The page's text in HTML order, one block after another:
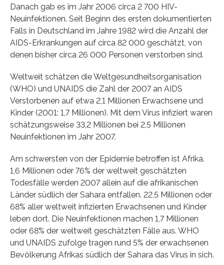
Danach gab es im Jahr 2006 circa 2 700 HIV-
Neuinfektionen. Seit Beginn des ersten dokumentierten
Falls in Deutschland im Jahre 1982 wird die Anzahl der
AIDS-Erkrankungen auf circa 82 000 geschätzt, von
denen bisher circa 26 000 Personen verstorben sind.
Weltweit schätzen die Weltgesundheitsorganisation
(WHO) und UNAIDS die Zahl der 2007 an AIDS
Verstorbenen auf etwa 2,1 Millionen Erwachsene und
Kinder (2001: 1,7 Millionen). Mit dem Virus infiziert waren
schätzungsweise 33,2 Millionen bei 2,5 Millionen
Neuinfektionen im Jahr 2007.
Am schwersten von der Epidemie betroffen ist Afrika.
1,6 Millionen oder 76% der weltweit geschätzten
Todesfälle werden 2007 allein auf die afrikanischen
Länder südlich der Sahara entfallen. 22,5 Millionen oder
68% aller weltweit infizierten Erwachsenen und Kinder
leben dort. Die Neuinfektionen machen 1,7 Millionen
oder 68% der weltweit geschätzten Fälle aus. WHO
und UNAIDS zufolge tragen rund 5% der erwachsenen
Bevölkerung Afrikas südlich der Sahara das Virus in sich.